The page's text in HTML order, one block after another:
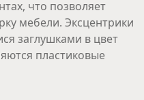
что позволяет
мебели. Эксцентрики
заглушками в цвет
пластиковые